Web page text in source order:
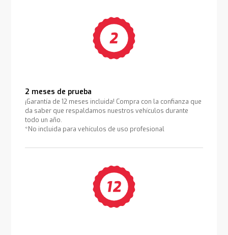
2 meses de prueba
¡Garantía de 12 meses incluida! Compra con la confianza que
da saber que respaldamos nuestros vehículos durante
todo un año.
*No incluida para vehículos de uso profesional